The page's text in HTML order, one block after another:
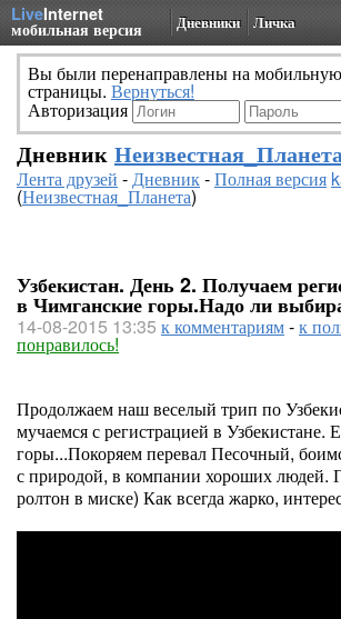
LiveInternet
мобильная версия Дневники Личка
Вы были перенаправлены на
страницы. Вернуться!
Авторизация
Дневник
Лента друзей -Дневник-Полная версия
(Неизвестная_Планета)
Узбекистан. День 2. Получаем
в Чимганские горы.Надо ли
14-08-2015 13:35 к комментариям-к
понравилось!
Продолжаем наш веселый трип по
мучаемся с регистрацией в Узбекистане.
горы...Покоряем перевал Песочный,
с природой, в компании хороших людей.
ролтон в миске) Как всегда жарко,